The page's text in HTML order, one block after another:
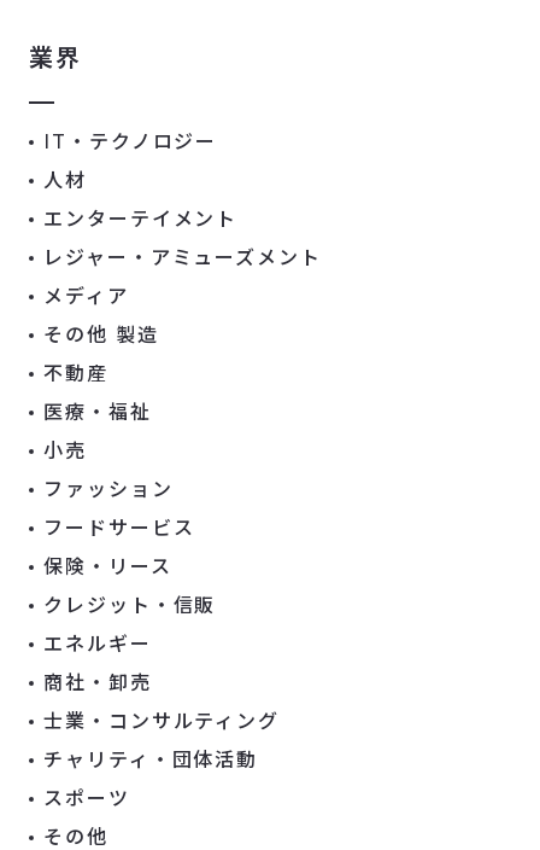
業界
IT・テクノロジー
人材
エンターテイメント
レジャー・アミューズメント
メディア
その他 製造
不動産
医療・福祉
小売
ファッション
フードサービス
保険・リース
クレジット・信販
エネルギー
商社・卸売
士業・コンサルティング
チャリティ・団体活動
スポーツ
その他